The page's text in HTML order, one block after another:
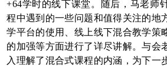
+64学时的线下课堂。随后，马老师
程中遇到的一些问题和值得关注的地
学平台的使用、线上线下混合教学策
的加强等方面进行了详尽讲解。与会
入理解了混合式课程的内涵，为下一